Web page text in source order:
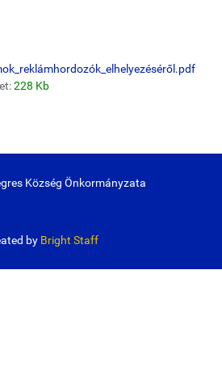
228 Kb
Község Önkormányzata
by Bright Staff